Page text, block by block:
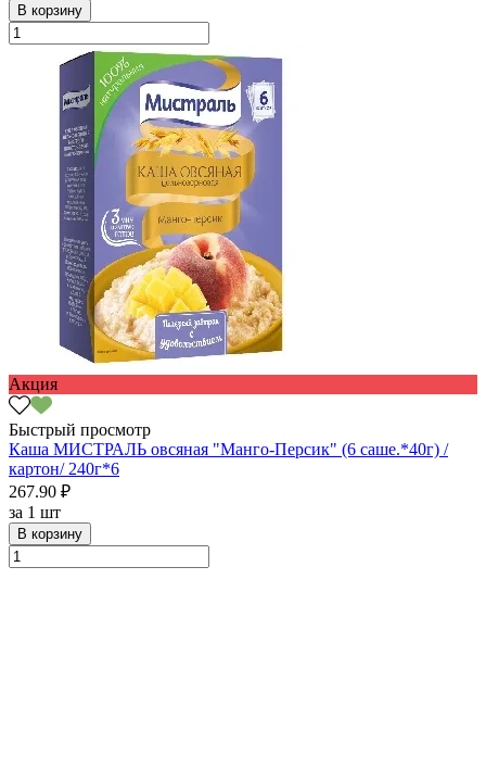
В корзину
Акция
Быстрый просмотр
Каша МИСТРАЛЬ овсяная "Манго-Персик" (6 саше.*40г) /
картон/ 240г*6
267.90 ₽
за 1 шт
В корзину